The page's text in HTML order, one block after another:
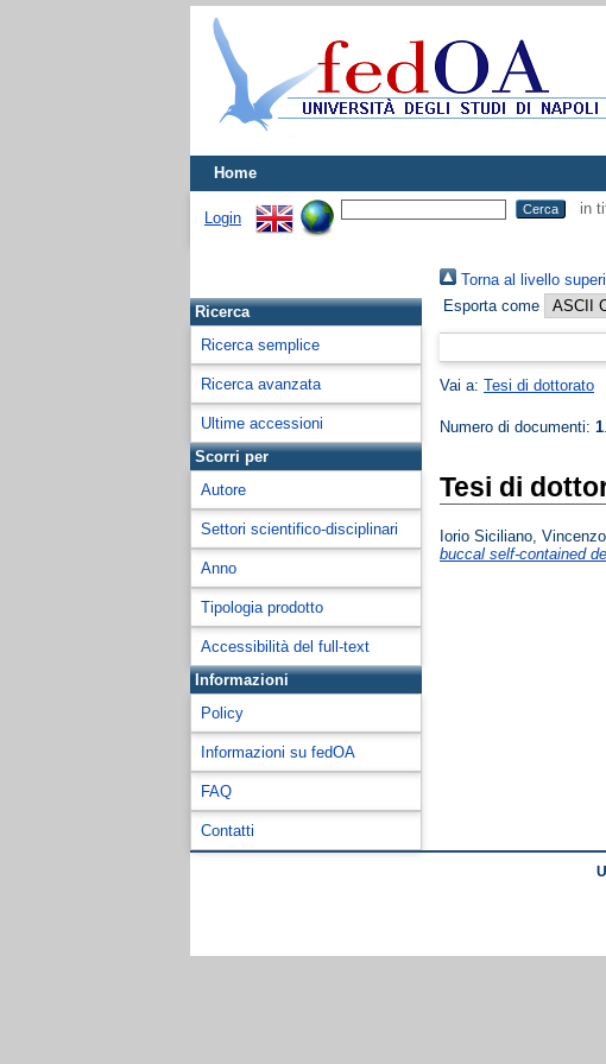
Home
Login
in
Ricerca
Ricerca semplice
Ricerca avanzata
Ultime accessioni
Scorri per
Autore
Settori scientifico-disciplinari
Anno
Tipologia prodotto
Accessibilità del full-text
Informazioni
Policy
Informazioni su fedOA
FAQ
Contatti
Torna al livello
Esporta come
Vai a:Tesi di dottorato
Numero di documenti:1.
Tesi di
Iorio Siciliano, Vincenzo
buccal self-contained